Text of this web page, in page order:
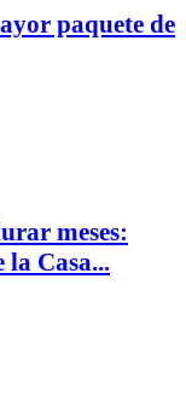
paquete de
meses:
Casa...